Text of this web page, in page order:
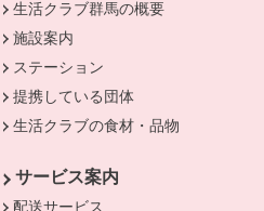
生活クラブ群馬の概要
施設案内
ステーション
提携している団体
生活クラブの食材・品物
サービス案内
配送サービス